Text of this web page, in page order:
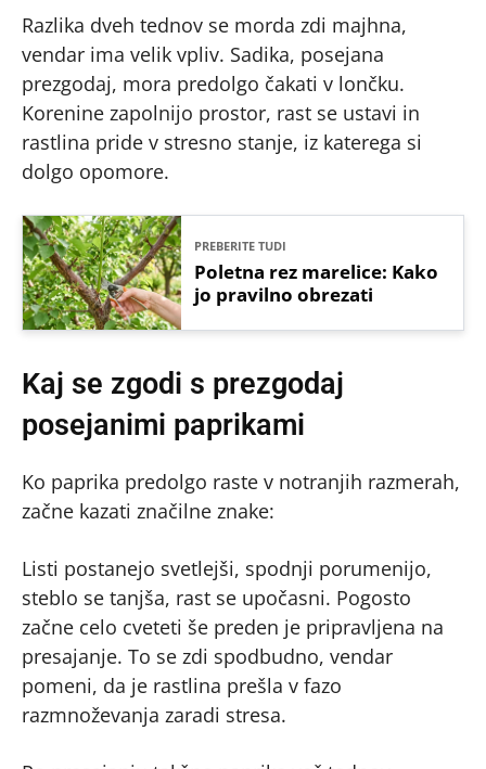
Razlika dveh tednov se morda zdi majhna,
vendar ima velik vpliv. Sadika, posejana
prezgodaj, mora predolgo čakati v lončku.
Korenine zapolnijo prostor, rast se ustavi in
rastlina pride v stresno stanje, iz katerega si
dolgo opomore.
PREBERITE TUDI
Poletna rez marelice: Kako
jo pravilno obrezati
Kaj se zgodi s prezgodaj
posejanimi paprikami
Ko paprika predolgo raste v notranjih razmerah,
začne kazati značilne znake:
Listi postanejo svetlejši, spodnji porumenijo,
steblo se tanjša, rast se upočasni. Pogosto
začne celo cveteti še preden je pripravljena na
presajanje. To se zdi spodbudno, vendar
pomeni, da je rastlina prešla v fazo
razmnoževanja zaradi stresa.